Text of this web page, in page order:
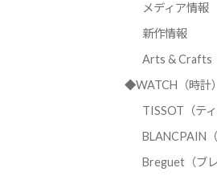
メディア情報
新作情報
Arts & Crafts
◆WATCH（時計）
TISSOT（ティ
BLANCPAIN
Breguet（ブレ